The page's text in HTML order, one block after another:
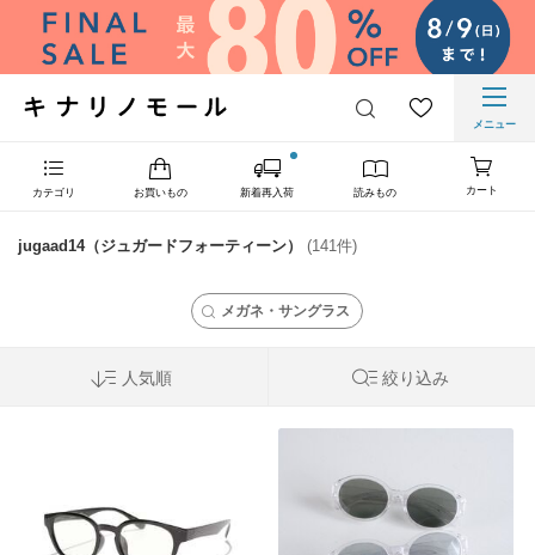
メニュー
カテゴリ お買いもの 新着再入荷 読みもの カート
jugaad14（ジュガードフォーティーン） (141件)
メガネ・サングラス
人気順 絞り込み